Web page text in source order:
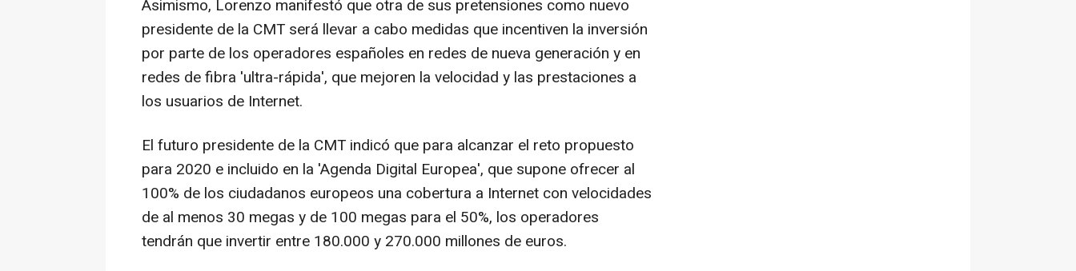
Asimismo, Lorenzo manifestó que otra de sus pretensiones como nuevo
presidente de la CMT será llevar a cabo medidas que incentiven la inversión
por parte de los operadores españoles en redes de nueva generación y en
redes de fibra 'ultra-rápida', que mejoren la velocidad y las prestaciones a
los usuarios de Internet.
El futuro presidente de la CMT indicó que para alcanzar el reto propuesto
para 2020 e incluido en la 'Agenda Digital Europea', que supone ofrecer al
100% de los ciudadanos europeos una cobertura a Internet con velocidades
de al menos 30 megas y de 100 megas para el 50%, los operadores
tendrán que invertir entre 180.000 y 270.000 millones de euros.